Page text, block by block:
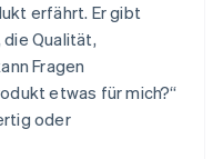
erfährt. Er gibt
Qualität,
Fragen
etwas für mich?“
oder